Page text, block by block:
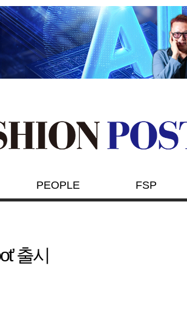
PEOPLE FSP
출시